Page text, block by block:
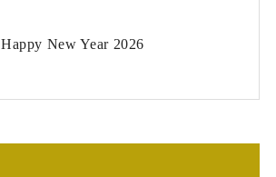
Happy New Year 2026